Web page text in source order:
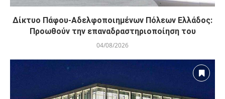
Δίκτυο Πάφου-Αδελφοποιημένων Πόλεων Ελλάδος:
Προωθούν την επαναδραστηριοποίηση του
04/08/2026